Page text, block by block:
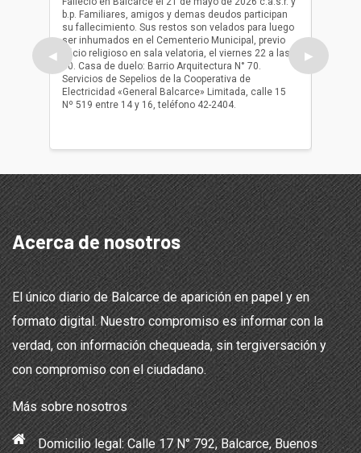
◀
b.p. Familiares, amigos y demas deudos participan
su fallecimiento. Sus restos son velados para luego
ser inhumados en el Cementerio Municipal, previo
oficio religioso en sala velatoria, el viernes 22 a las
10. Casa de duelo: Barrio Arquitectura N° 70.
Servicios de Sepelios de la Cooperativa de
Electricidad «General Balcarce» Limitada, calle 15
Nº 519 entre 14 y 16, teléfono 42-2404.
ser
oficio
▶
Acerca de nosotros
El único diario de Balcarce de aparición en papel y en
formato digital. Nuestro compromiso es informar con la
verdad, con información chequeada, sin tergiversación y
con compromiso con el ciudadano.
Más sobre nosotros
Domicilio legal: Calle 17 N° 792, Balcarce, Buenos